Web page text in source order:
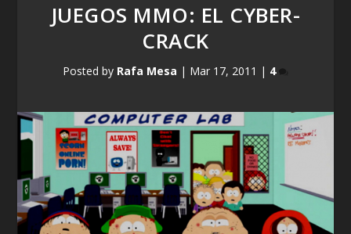
JUEGOS MMO: EL CYBER-
CRACK
Posted by Rafa Mesa | Mar 17, 2011 | 4